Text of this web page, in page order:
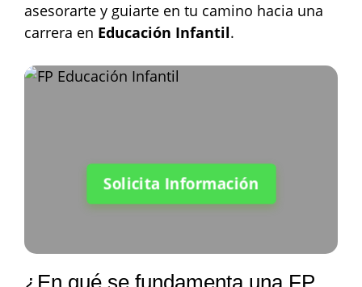
asesorarte y guiarte en tu camino hacia una
carrera en Educación Infantil.
Solicita Información
¿En qué se fundamenta una FP